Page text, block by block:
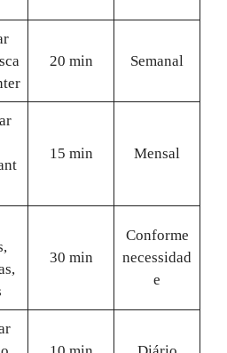
20 min Semanal
15 min Mensal
30 min
Conforme
necessidad
e